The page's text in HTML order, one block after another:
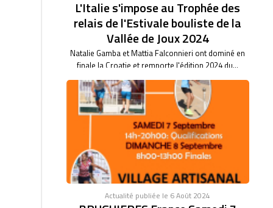
L'Italie s'impose au Trophée des
relais de l'Estivale bouliste de la
Vallée de Joux 2024
Natalie Gamba et Mattia Falconnieri ont dominé en
finale la Croatie et remporte l'édition 2024 du...
Actualité publiée le 6 Août 2024